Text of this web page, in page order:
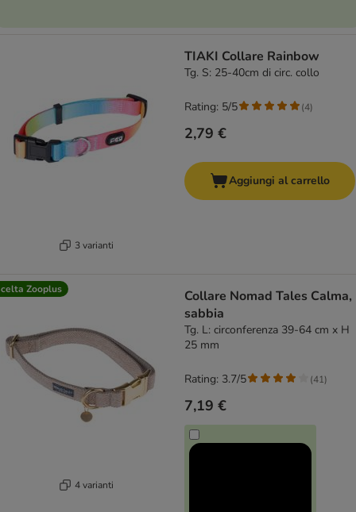
3 varianti
TIAKI Collare Rainbow
Tg. S: 25-40cm di circ. collo
2,79 €
Rating: 5/5 (4)
Aggiungi al carrello
Zooplus
4 varianti
Collare Nomad Tales Calma,
sabbia
Tg. L: circonferenza 39-64 cm x H
25 mm
7,19 €
Rating: 3.7/5 (41)